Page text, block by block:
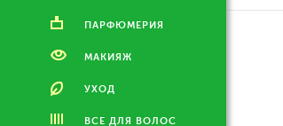
ПАРФЮМЕРИЯ
МАКИЯЖ
УХОД
ВСЕ ДЛЯ ВОЛОС